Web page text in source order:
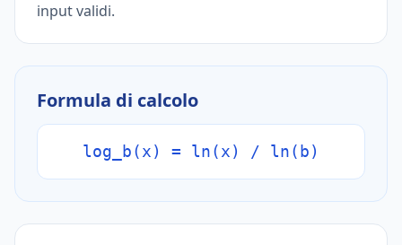
input validi.
Formula di calcolo
log_b(x) = ln(x) / ln(b)